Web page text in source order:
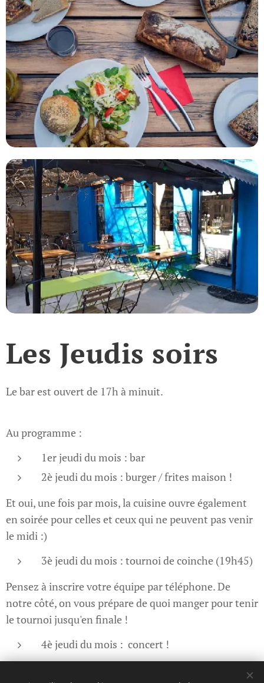
Les Jeudis soirs
Le bar est ouvert de 17h à minuit.
Au programme :
1er jeudi du mois : bar
2è jeudi du mois : burger / frites maison !
Et oui, une fois par mois, la cuisine ouvre également
en soirée pour celles et ceux qui ne peuvent pas venir
le midi :)
3è jeudi du mois : tournoi de coinche (19h45)
Pensez à inscrire votre équipe par téléphone. De
notre côté, on vous prépare de quoi manger pour tenir
le tournoi jusqu'en finale !
4è jeudi du mois : concert !